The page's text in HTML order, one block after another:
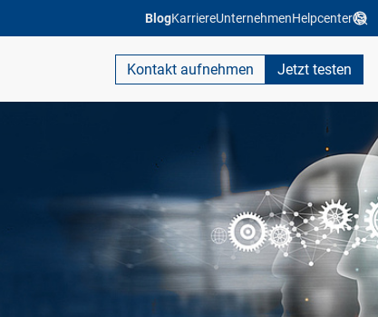
BlogKarriereUnternehmenHelpcenter
Kontakt aufnehmen Jetzt testen